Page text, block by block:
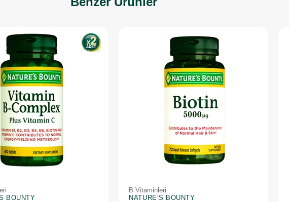
BOUNTY
B Vitaminleri
NATURE'S BOUNTY